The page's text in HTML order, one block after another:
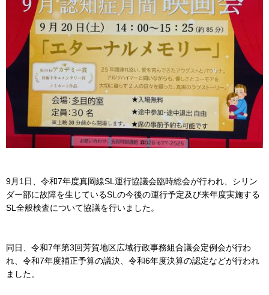
9月1日、令和7年度真岡線SL運行協議会臨時総会が行われ、シリン
ダー部に故障を生じているSLの今後の運行予定及び来年度実施する
SL全般検査について協議を行いました。
同日、令和7年第3回芳賀地区広域行政事務組合議会定例会が行わ
れ、令和7年度補正予算の議決、令和6年度決算の認定などが行われ
ました。